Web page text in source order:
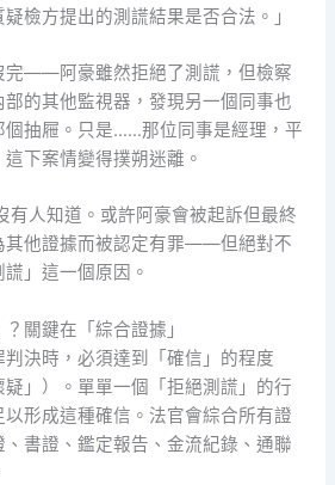
檢方提出的測謊結果是否合法。」
完——阿豪雖然拒絕了測謊，但檢察
的其他監視器，發現另一個同事也
個抽屜。只是……那位同事是經理，平
下案情變得撲朔迷離。
有人知道。或許阿豪會被起訴但最終
其他證據而被認定有罪——但絕對不
」這一個原因。
關鍵在「綜合證據」
決時，必須達到「確信」的程度
疑」）。單單一個「拒絕測謊」的行
形成這種確信。法官會綜合所有證
書證、鑑定報告、金流紀錄、通聯